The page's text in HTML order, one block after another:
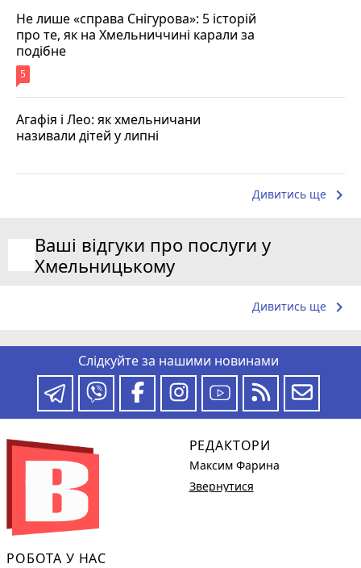
Не лише «справа Снігурова»: 5 історій
про те, як на Хмельниччині карали за
подібне
5
Агафія і Лео: як хмельничани
називали дітей у липні
Дивитись ще keyboard_arrow_right
Ваші відгуки про послуги у
Хмельницькому
Дивитись ще keyboard_arrow_right
Слідкуйте за нашими новинами
РОБОТА У НАС
РЕДАКТОРИ
Максим Фарина
Звернутися